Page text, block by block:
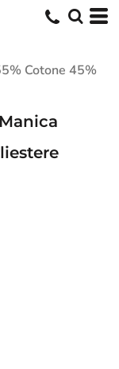
Cotone 45%